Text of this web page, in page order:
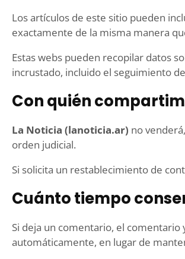
Los artículos de este sitio pueden
exactamente de la misma manera
Estas webs pueden recopilar datos
incrustado, incluido el seguimiento
Con quién
La Noticia (lanoticia.ar) no
orden judicial.
Si solicita un restablecimiento de
Cuánto tiempo
Si deja un comentario, el
automáticamente, en lugar de